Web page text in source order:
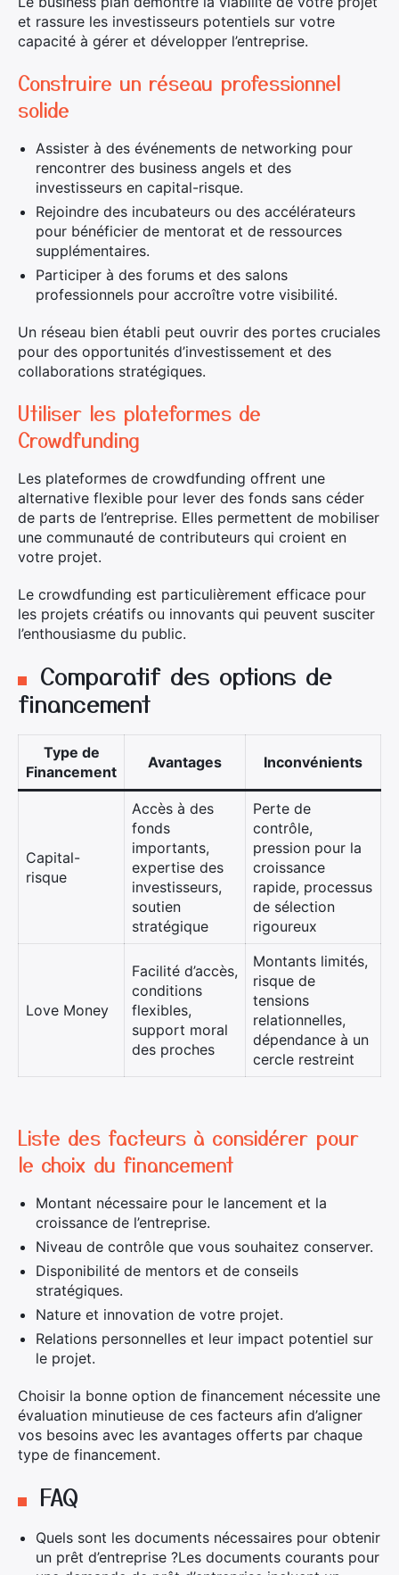
et rassure les investisseurs potentiels sur votre
capacité à gérer et développer l’entreprise.
Construire un réseau professionnel
solide
Assister à des événements de networking pour
rencontrer des business angels et des
investisseurs en capital-risque.
Rejoindre des incubateurs ou des accélérateurs
pour bénéficier de mentorat et de ressources
supplémentaires.
Participer à des forums et des salons
professionnels pour accroître votre visibilité.
Un réseau bien établi peut ouvrir des portes cruciales
pour des opportunités d’investissement et des
collaborations stratégiques.
Utiliser les plateformes de
Crowdfunding
Les plateformes de crowdfunding offrent une
alternative flexible pour lever des fonds sans céder
de parts de l’entreprise. Elles permettent de mobiliser
une communauté de contributeurs qui croient en
votre projet.
Le crowdfunding est particulièrement efficace pour
les projets créatifs ou innovants qui peuvent susciter
l’enthousiasme du public.
Comparatif des options de
financement
Type de
Financement
Avantages Inconvénients
Capital-
risque
Accès à des
fonds
importants,
expertise des
investisseurs,
soutien
stratégique
Perte de
contrôle,
pression pour la
croissance
rapide, processus
de sélection
rigoureux
Love Money
Facilité d’accès,
conditions
flexibles,
support moral
des proches
Montants limités,
risque de
tensions
relationnelles,
dépendance à un
cercle restreint
Liste des facteurs à considérer pour
le choix du financement
Montant nécessaire pour le lancement et la
croissance de l’entreprise.
Niveau de contrôle que vous souhaitez conserver.
Disponibilité de mentors et de conseils
stratégiques.
Nature et innovation de votre projet.
Relations personnelles et leur impact potentiel sur
le projet.
Choisir la bonne option de financement nécessite une
évaluation minutieuse de ces facteurs afin d’aligner
vos besoins avec les avantages offerts par chaque
type de financement.
FAQ
Quels sont les documents nécessaires pour obtenir
un prêt d’entreprise ?Les documents courants pour
: